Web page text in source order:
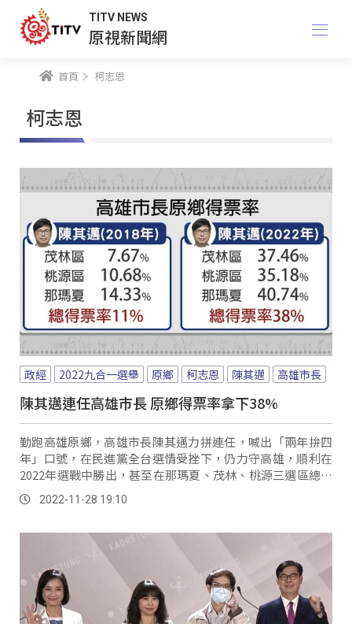
TITV NEWS
原視新聞網
首頁 柯志恩
柯志恩
政經 2022九合一選舉 原鄉 柯志恩 陳其邁 高雄市長
陳其邁連任高雄市長 原鄉得票率拿下38%
勤跑高雄原鄉，高雄市長陳其邁力拼連任，喊出「兩年拚四
年」口號，在民進黨全台選情受挫下，仍力守高雄，順利在
2022年選戰中勝出，甚至在那瑪夏、茂林、桃源三選區總得
票率拿下將近38%，比起2018年大選的11%有明顯提升。
2022-11-28 19:10